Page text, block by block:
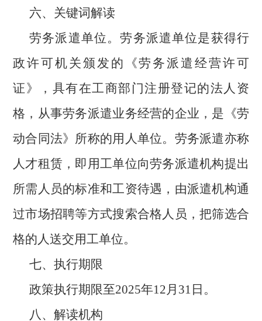
六、关键词解读
劳务派遣单位。劳务派遣单位是获得行
政许可机关颁发的《劳务派遣经营许可
证》，具有在工商部门注册登记的法人资
格，从事劳务派遣业务经营的企业，是《劳
动合同法》所称的用人单位。劳务派遣亦称
人才租赁，即用工单位向劳务派遣机构提出
所需人员的标准和工资待遇，由派遣机构通
过市场招聘等方式搜索合格人员，把筛选合
格的人送交用工单位。
七、执行期限
政策执行期限至2025年12月31日。
八、解读机构